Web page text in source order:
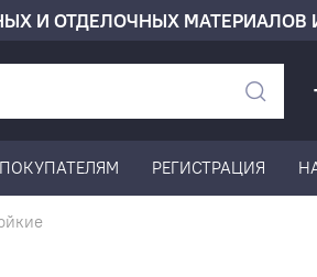
И ОТДЕЛОЧНЫХ МАТЕРИАЛОВ
РЕГИСТРАЦИЯ